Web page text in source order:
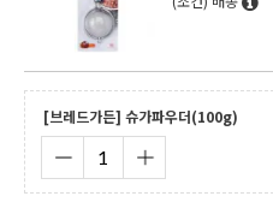
[브레드가든] 슈가파우더(100g)